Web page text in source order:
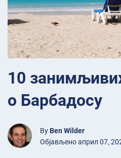
10
о Барбадосу
By Ben Wilder
Објављено април 07,